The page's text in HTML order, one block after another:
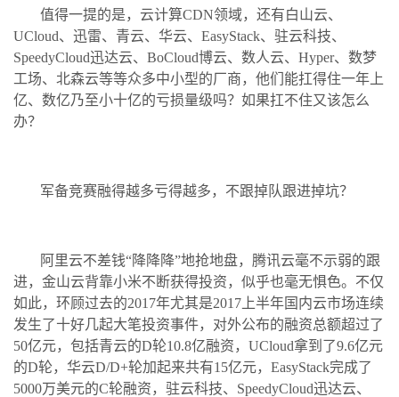
值得一提的是，云计算CDN领域，还有白山云、
UCloud、迅雷、青云、华云、EasyStack、驻云科技、
SpeedyCloud迅达云、BoCloud博云、数人云、Hyper、数梦
工场、北森云等等众多中小型的厂商，他们能扛得住一年上
亿、数亿乃至小十亿的亏损量级吗？如果扛不住又该怎么
办？
军备竞赛融得越多亏得越多，不跟掉队跟进掉坑？
阿里云不差钱“降降降”地抢地盘，腾讯云毫不示弱的跟
进，金山云背靠小米不断获得投资，似乎也毫无惧色。不仅
如此，环顾过去的2017年尤其是2017上半年国内云市场连续
发生了十好几起大笔投资事件，对外公布的融资总额超过了
50亿元，包括青云的D轮10.8亿融资，UCloud拿到了9.6亿元
的D轮，华云D/D+轮加起来共有15亿元，EasyStack完成了
5000万美元的C轮融资，驻云科技、SpeedyCloud迅达云、